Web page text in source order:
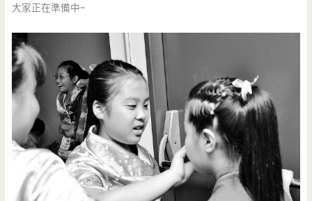
大家正在準備中~